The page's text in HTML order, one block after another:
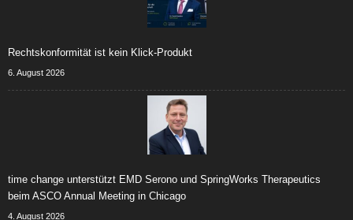
Rechtskonformität ist kein Klick-Produkt
6. August 2026
time change unterstützt EMD Serono und SpringWorks Therapeutics
beim ASCO Annual Meeting in Chicago
4. August 2026